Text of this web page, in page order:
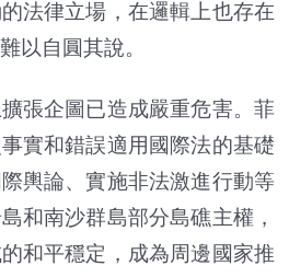
法律立場，在邏輯上也存在
以自圓其說。
企圖已造成嚴重危害。菲
實和錯誤適用國際法的基礎
際輿論、實施非法激進行動等
和南沙群島部分島礁主權，
和平穩定，成為周邊國家推